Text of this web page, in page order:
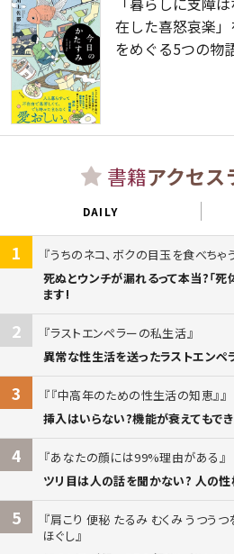
在した喜怒哀楽」
をめぐる5つの物
書籍アクセス
DAILY
1
うちのネコ、ボクの目玉を食べちゃ
死ぬとウンチが漏れるって本当?「
ます!
2
ラストエンペラーの私生活
異常な性生活を送ったラストエンペ
3
『中高年のための性生活の知恵』
挿入はいらない?機能が衰えてもで
4
あなたの顔には99%理由がある
ツリ目は人の話を聞かない? 人の性
5
肩こり 便秘 たるみ むくみ うつう
ほぐし